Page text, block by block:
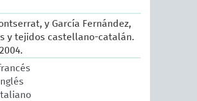
y García Fernández,
y tejidos castellano-catalán.